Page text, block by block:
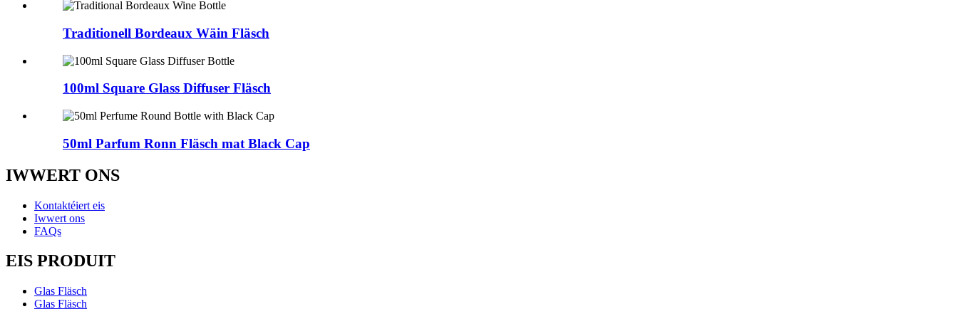
Traditionell Bordeaux Wäin Fläsch
100ml Square Glass Diffuser Fläsch
50ml Parfum Ronn Fläsch mat Black Cap
IWWERT ONS
Kontaktéiert eis
Iwwert ons
FAQs
EIS PRODUIT
Glas Fläsch
Glas Fläsch